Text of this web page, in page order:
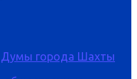
Думы города Шахты